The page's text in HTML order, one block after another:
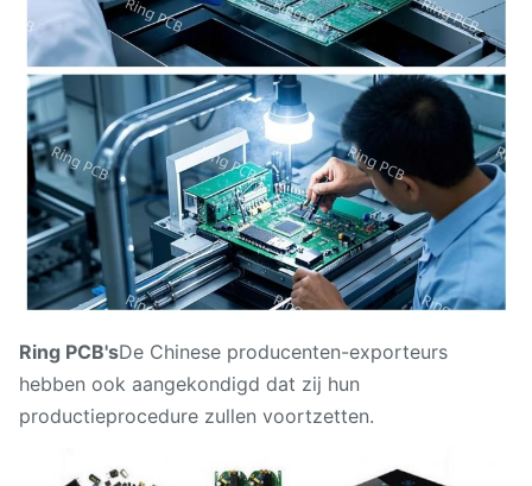
Ring PCB'sDe Chinese producenten-exporteurs
hebben ook aangekondigd dat zij hun
productieprocedure zullen voortzetten.